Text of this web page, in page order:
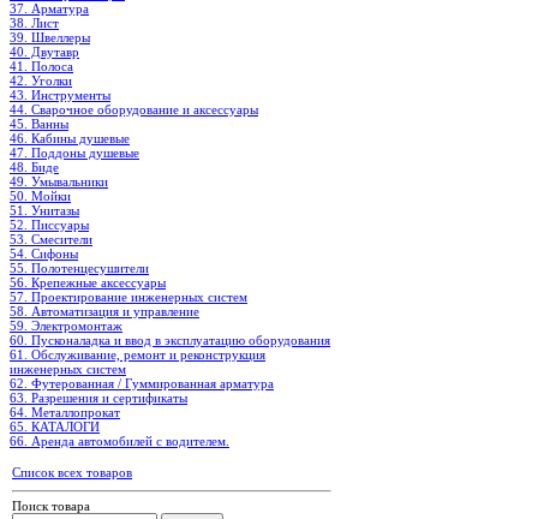
37. Арматура
38. Лист
39. Швеллеры
40. Двутавр
41. Полоса
42. Уголки
43. Инструменты
44. Сварочное оборудование и аксессуары
45. Ванны
46. Кабины душевые
47. Поддоны душевые
48. Биде
49. Умывальники
50. Мойки
51. Унитазы
52. Писсуары
53. Смесители
54. Сифоны
55. Полотенцесушители
56. Крепежные аксессуары
57. Проектирование инженерных систем
58. Автоматизация и управление
59. Электромонтаж
60. Пусконаладка и ввод в эксплуатацию оборудования
61. Обслуживание, ремонт и реконструкция
инженерных систем
62. Футерованная / Гуммированная арматура
63. Разрешения и сертификаты
64. Металлопрокат
65. КАТАЛОГИ
66. Аренда автомобилей с водителем.
Список всех товаров
Поиск товара